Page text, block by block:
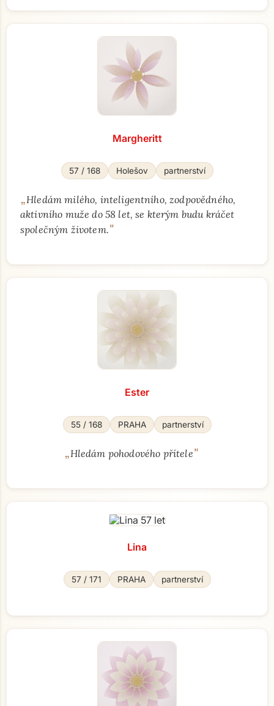
Margheritt
57 / 168 Holešov partnerství
„Hledám milého, inteligentního, zodpovědného,
aktivního muže do 58 let, se kterým budu kráčet
společným životem."
Ester
55 / 168 PRAHA partnerství
„Hledám pohodového přítele"
Lina
57 / 171 PRAHA partnerství